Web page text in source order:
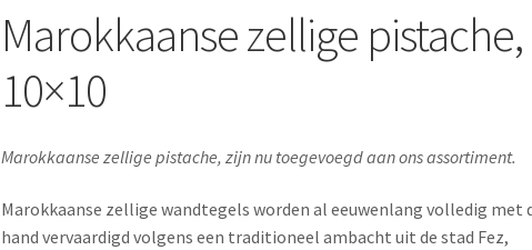
Marokkaanse zellige pistache,
10×10
Marokkaanse zellige pistache, zijn nu toegevoegd aan ons assortiment.
Marokkaanse zellige wandtegels worden al eeuwenlang volledig met
hand vervaardigd volgens een traditioneel ambacht uit de stad Fez,